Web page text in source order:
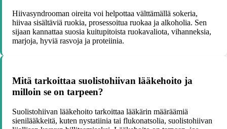
Hiivasyndrooman oireita voi helpottaa välttämällä sokeria,
hiivaa sisältäviä ruokia, prosessoitua ruokaa ja alkoholia. Sen
sijaan kannattaa suosia kuitupitoista ruokavaliota, vihanneksia,
marjoja, hyviä rasvoja ja proteiinia.
Mitä tarkoittaa suolistohiivan lääkehoito ja
milloin se on tarpeen?
Suolistohiivan lääkehoito tarkoittaa lääkärin määräämiä
sienilääkkeitä, kuten nystatiinia tai flukonatsolia, suolistohiivan